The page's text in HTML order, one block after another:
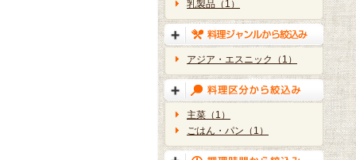
乳製品（1）
アジア・エスニック（1）
主菜（1）
ごはん・パン（1）